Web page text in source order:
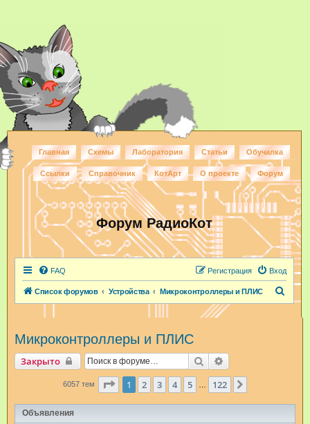
Главная Схемы Лаборатория Статьи Обучалка
Ссылки Справочник КотАрт О проекте Форум
Форум РадиоКот
FAQ Вход
Регистрация
Список форумов Устройства Микроконтроллеры и ПЛИС
Микроконтроллеры и ПЛИС
Закрыто Поиск
6057 тем Страница из 122
1 2 3 4 5 122
Объявления